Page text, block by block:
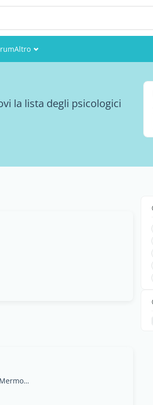
Altro
la lista degli psicologici
Plateau médical MedicPlusRue 108 MZ Sicap Mermoz, Dakar